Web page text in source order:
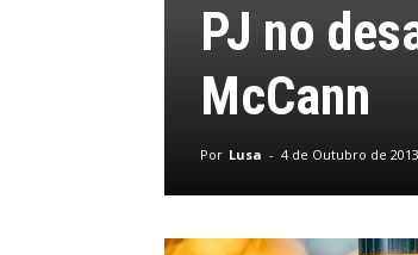
PJ no
McCann
Por Lusa - 4 de Outubro de 2013